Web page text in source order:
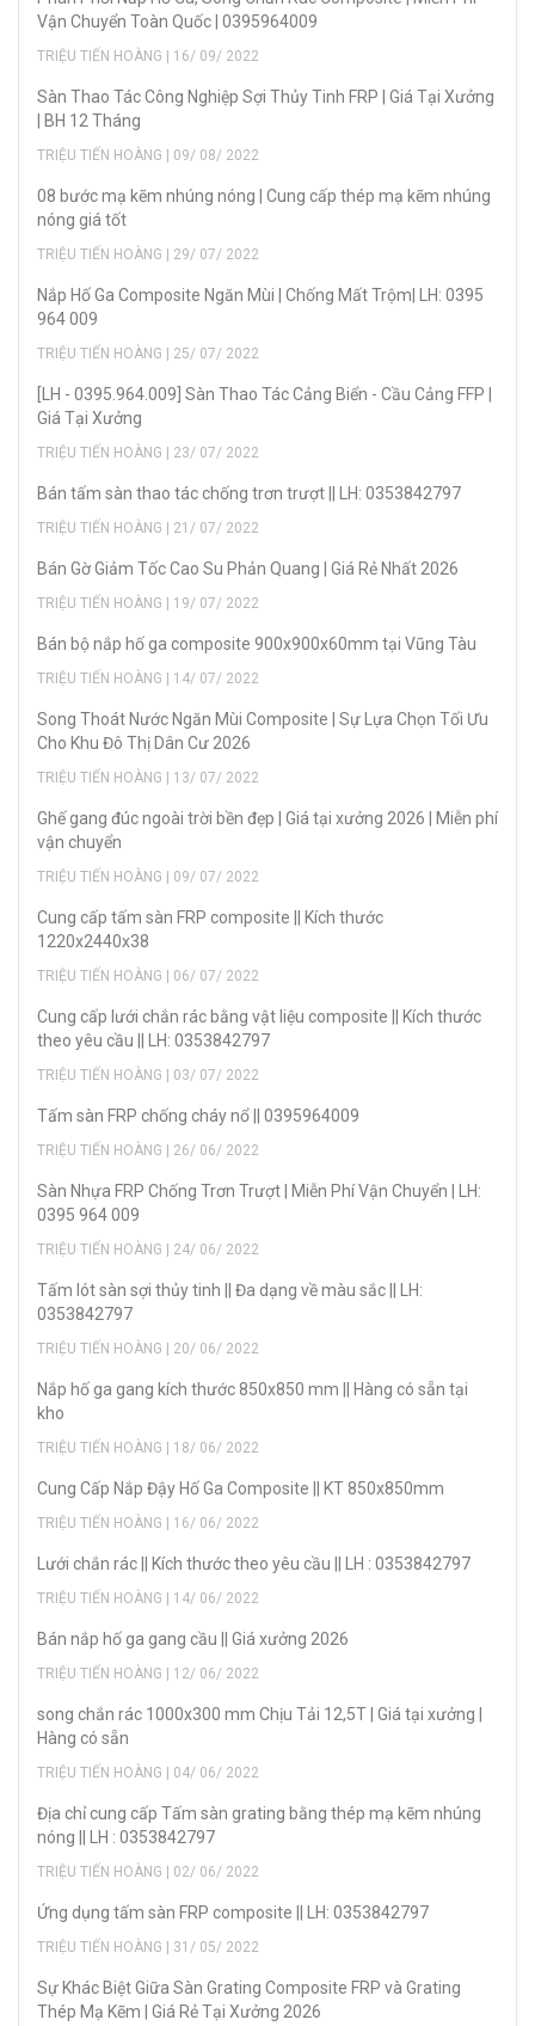
Vận Chuyển Toàn Quốc | 0395964009
TRIỆU TIẾN HOÀNG | 16/ 09/ 2022
Sàn Thao Tác Công Nghiệp Sợi Thủy Tinh FRP | Giá Tại Xưởng
| BH 12 Tháng
TRIỆU TIẾN HOÀNG | 09/ 08/ 2022
08 bước mạ kẽm nhúng nóng | Cung cấp thép mạ kẽm nhúng
nóng giá tốt
TRIỆU TIẾN HOÀNG | 29/ 07/ 2022
Nắp Hố Ga Composite Ngăn Mùi | Chống Mất Trộm| LH: 0395
964 009
TRIỆU TIẾN HOÀNG | 25/ 07/ 2022
[LH - 0395.964.009] Sàn Thao Tác Cảng Biển - Cầu Cảng FFP |
Giá Tại Xưởng
TRIỆU TIẾN HOÀNG | 23/ 07/ 2022
Bán tấm sàn thao tác chống trơn trượt || LH: 0353842797
TRIỆU TIẾN HOÀNG | 21/ 07/ 2022
Bán Gờ Giảm Tốc Cao Su Phản Quang | Giá Rẻ Nhất 2026
TRIỆU TIẾN HOÀNG | 19/ 07/ 2022
Bán bộ nắp hố ga composite 900x900x60mm tại Vũng Tàu
TRIỆU TIẾN HOÀNG | 14/ 07/ 2022
Song Thoát Nước Ngăn Mùi Composite | Sự Lựa Chọn Tối Ưu
Cho Khu Đô Thị Dân Cư 2026
TRIỆU TIẾN HOÀNG | 13/ 07/ 2022
Ghế gang đúc ngoài trời bền đẹp | Giá tại xưởng 2026 | Miễn phí
vận chuyển
TRIỆU TIẾN HOÀNG | 09/ 07/ 2022
Cung cấp tấm sàn FRP composite || Kích thước
1220x2440x38
TRIỆU TIẾN HOÀNG | 06/ 07/ 2022
Cung cấp lưới chắn rác bằng vật liệu composite || Kích thước
theo yêu cầu || LH: 0353842797
TRIỆU TIẾN HOÀNG | 03/ 07/ 2022
Tấm sàn FRP chống cháy nổ || 0395964009
TRIỆU TIẾN HOÀNG | 26/ 06/ 2022
Sàn Nhựa FRP Chống Trơn Trượt | Miễn Phí Vận Chuyển | LH:
0395 964 009
TRIỆU TIẾN HOÀNG | 24/ 06/ 2022
Tấm lót sàn sợi thủy tinh || Đa dạng về màu sắc || LH:
0353842797
TRIỆU TIẾN HOÀNG | 20/ 06/ 2022
Nắp hố ga gang kích thước 850x850 mm || Hàng có sẵn tại
kho
TRIỆU TIẾN HOÀNG | 18/ 06/ 2022
Cung Cấp Nắp Đậy Hố Ga Composite || KT 850x850mm
TRIỆU TIẾN HOÀNG | 16/ 06/ 2022
Lưới chắn rác || Kích thước theo yêu cầu || LH : 0353842797
TRIỆU TIẾN HOÀNG | 14/ 06/ 2022
Bán nắp hố ga gang cầu || Giá xưởng 2026
TRIỆU TIẾN HOÀNG | 12/ 06/ 2022
song chắn rác 1000x300 mm Chịu Tải 12,5T | Giá tại xưởng |
Hàng có sẵn
TRIỆU TIẾN HOÀNG | 04/ 06/ 2022
Địa chỉ cung cấp Tấm sàn grating bằng thép mạ kẽm nhúng
nóng || LH : 0353842797
TRIỆU TIẾN HOÀNG | 02/ 06/ 2022
Ứng dụng tấm sàn FRP composite || LH: 0353842797
TRIỆU TIẾN HOÀNG | 31/ 05/ 2022
Sự Khác Biệt Giữa Sàn Grating Composite FRP và Grating
Thép Mạ Kẽm | Giá Rẻ Tại Xưởng 2026